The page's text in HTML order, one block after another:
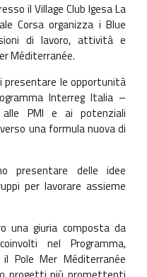
il Village Club Igesa La
Corsa organizza i Blue
di lavoro, attività e
Méditerranée.
presentare le opportunità
Interreg Italia –
alle PMI e ai potenziali
una formula nuova di
presentare delle idee
per lavorare assieme
una giuria composta da
nel Programma,
Pole Mer Méditerranée